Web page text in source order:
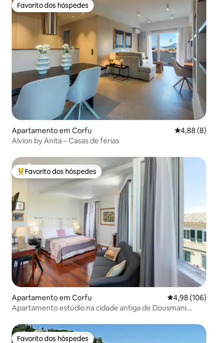
Favorito dos hóspedes
Favorito dos hóspedes
Apartamento em Corfu
4,88 (8)
Alvion by Anita – Casas de férias
Favoritos dos hóspedes mais apreciados
Favorito dos hóspedes
Apartamento em Corfu Classificação
4,98 (106)
Apartamento estúdio na cidade antiga de Dousmani
Favorito dos hóspedes